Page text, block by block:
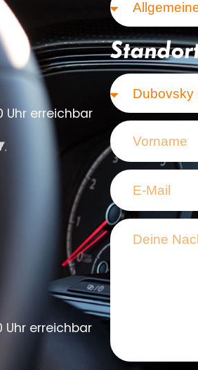
Uhr erreichbar
Uhr erreichbar